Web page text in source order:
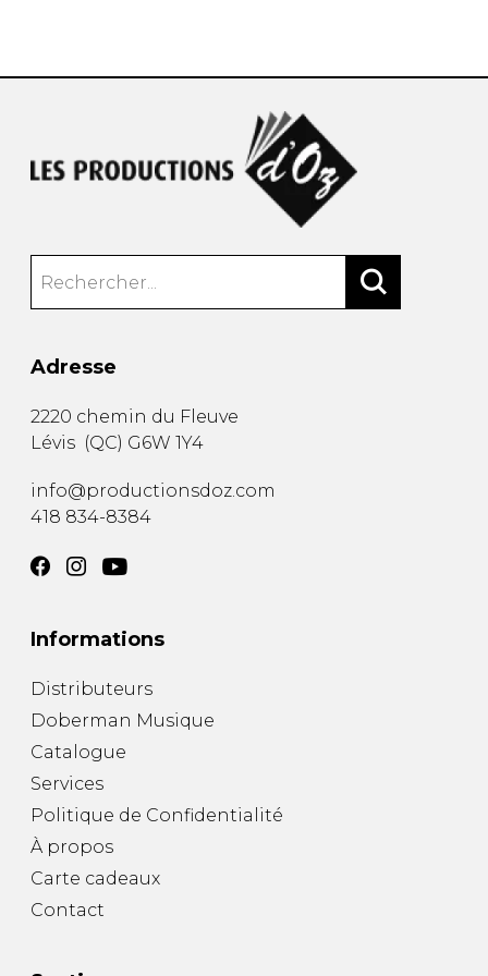
Adresse
2220 chemin du Fleuve
Lévis (QC) G6W 1Y4
info@productionsdoz.com
418 834-8384
Informations
Distributeurs
Doberman Musique
Catalogue
Services
Politique de Confidentialité
À propos
Carte cadeaux
Contact